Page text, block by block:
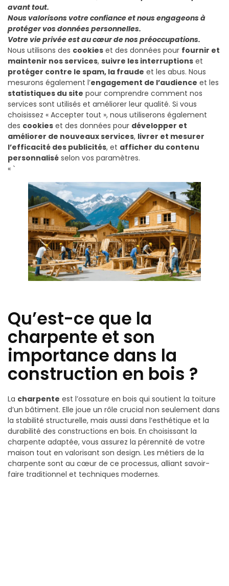
avant tout.
Nous valorisons votre confiance et nous engageons à
protéger vos données personnelles.
Votre vie privée est au cœur de nos préoccupations.
Nous utilisons des cookies et des données pour fournir et
maintenir nos services, suivre les interruptions et
protéger contre le spam, la fraude et les abus. Nous
mesurons également l’engagement de l’audience et les
statistiques du site pour comprendre comment nos
services sont utilisés et améliorer leur qualité. Si vous
choisissez « Accepter tout », nous utiliserons également
des cookies et des données pour développer et
améliorer de nouveaux services, livrer et mesurer
l’efficacité des publicités, et afficher du contenu
personnalisé selon vos paramètres.
« `
Qu’est-ce que la
charpente et son
importance dans la
construction en bois ?
La charpente est l’ossature en bois qui soutient la toiture
d’un bâtiment. Elle joue un rôle crucial non seulement dans
la stabilité structurelle, mais aussi dans l’esthétique et la
durabilité des constructions en bois. En choisissant la
charpente adaptée, vous assurez la pérennité de votre
maison tout en valorisant son design. Les métiers de la
charpente sont au cœur de ce processus, alliant savoir-
faire traditionnel et techniques modernes.